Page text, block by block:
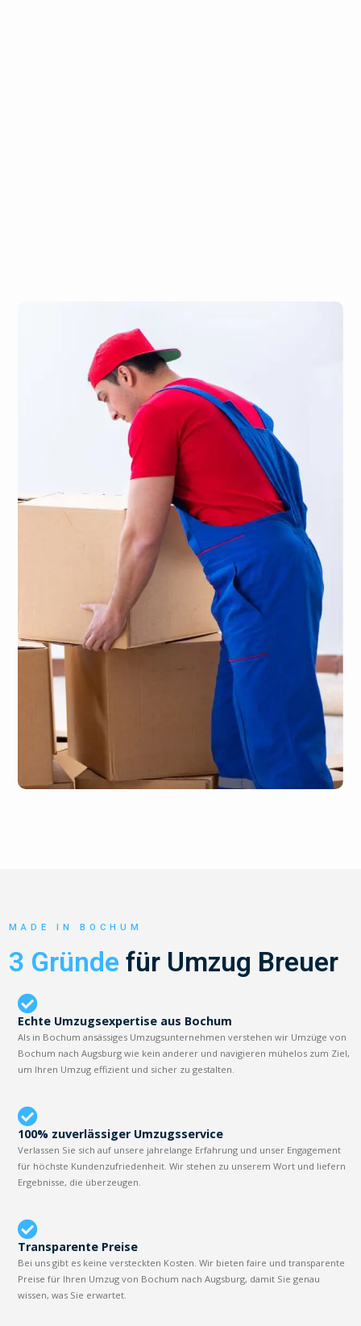
MADE IN BOCHUM
3 Gründe für Umzug Breuer
Echte Umzugsexpertise aus Bochum
Als in Bochum ansässiges Umzugsunternehmen verstehen wir Umzüge von
Bochum nach Augsburg wie kein anderer und navigieren mühelos zum Ziel,
um Ihren Umzug effizient und sicher zu gestalten.
100% zuverlässiger Umzugsservice
Verlassen Sie sich auf unsere jahrelange Erfahrung und unser Engagement
für höchste Kundenzufriedenheit. Wir stehen zu unserem Wort und liefern
Ergebnisse, die überzeugen.
Transparente Preise
Bei uns gibt es keine versteckten Kosten. Wir bieten faire und transparente
Preise für Ihren Umzug von Bochum nach Augsburg, damit Sie genau
wissen, was Sie erwartet.